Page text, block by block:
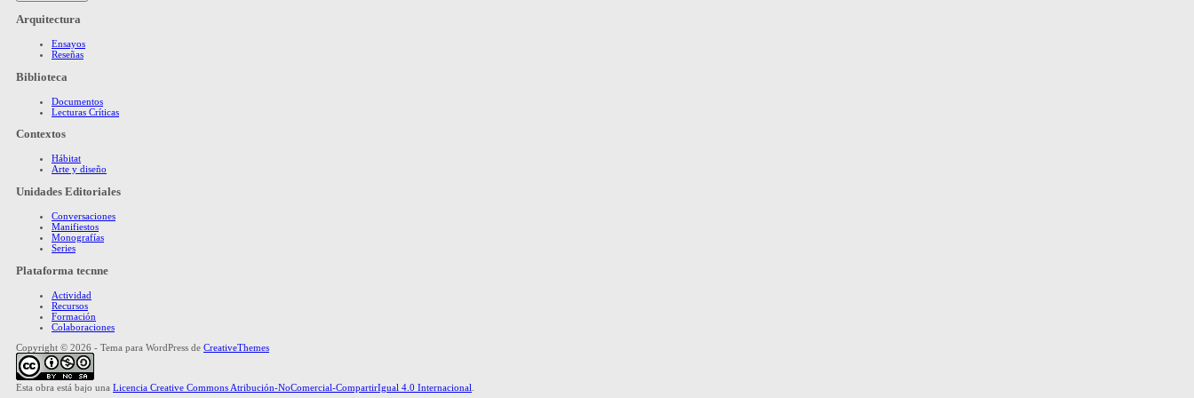
Arquitectura
Ensayos
Reseñas
Biblioteca
Documentos
Lecturas Críticas
Contextos
Hábitat
Arte y diseño
Unidades Editoriales
Conversaciones
Manifiestos
Monografías
Series
Plataforma tecnne
Actividad
Recursos
Formación
Colaboraciones
Copyright © 2026 - Tema para WordPress de CreativeThemes
Esta obra está bajo una Licencia Creative Commons Atribución-NoComercial-CompartirIgual 4.0 Internacional